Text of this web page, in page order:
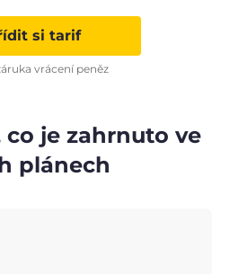
si tarif
vrácení peněz
co je zahrnuto ve
plánech